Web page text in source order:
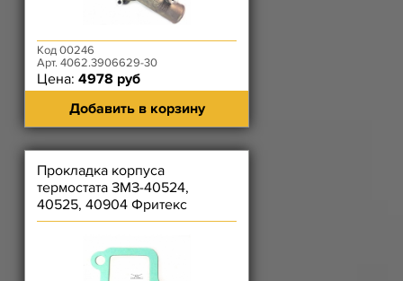
Код 00246
Арт. 4062.3906629-30
Цена: 4978 руб
Добавить в корзину
Прокладка корпуса
термостата ЗМЗ-40524,
40525, 40904 Фритекс
(зелёная)/Рязань (серая)